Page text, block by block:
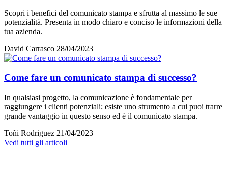
Scopri i benefici del comunicato stampa e sfrutta al massimo le sue
potenzialità. Presenta in modo chiaro e conciso le informazioni della
tua azienda.
David Carrasco 28/04/2023
Come fare un comunicato stampa di successo?
In qualsiasi progetto, la comunicazione è fondamentale per
raggiungere i clienti potenziali; esiste uno strumento a cui puoi trarre
grande vantaggio in questo senso ed è il comunicato stampa.
Toñi Rodriguez 21/04/2023
Vedi tutti gli articoli